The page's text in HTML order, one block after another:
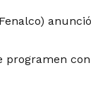
programen